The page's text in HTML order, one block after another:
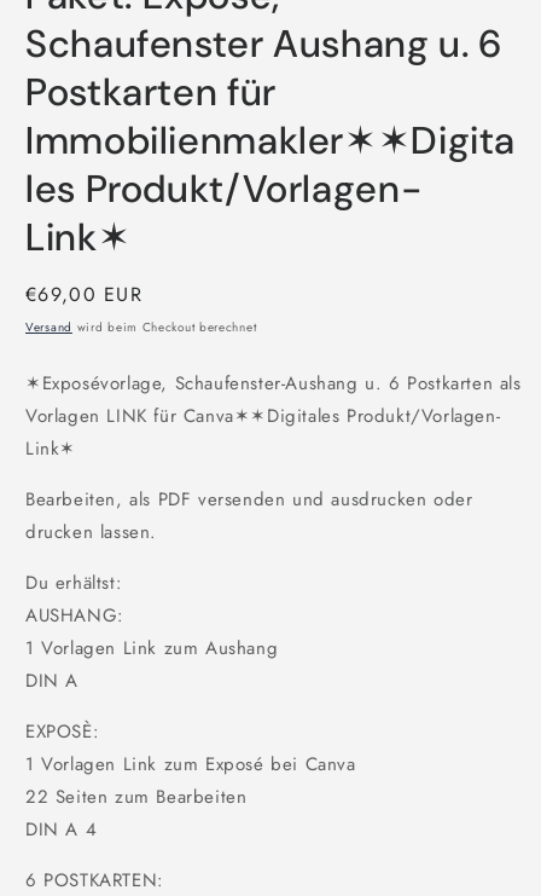
Schaufenster Aushang u. 6
Postkarten für
Immobilienmakler✶✶Digita
les Produkt/Vorlagen-
Link✶
Normaler
Preis
€69,00 EUR
Versand wird beim Checkout berechnet
✶Exposévorlage, Schaufenster-Aushang u. 6 Postkarten als
Vorlagen LINK für Canva✶✶Digitales Produkt/Vorlagen-
Link✶
Bearbeiten, als PDF versenden und ausdrucken oder
drucken lassen.
Du erhältst:
AUSHANG:
1 Vorlagen Link zum Aushang
DIN A
EXPOSÈ:
1 Vorlagen Link zum Exposé bei Canva
22 Seiten zum Bearbeiten
DIN A 4
6 POSTKARTEN: